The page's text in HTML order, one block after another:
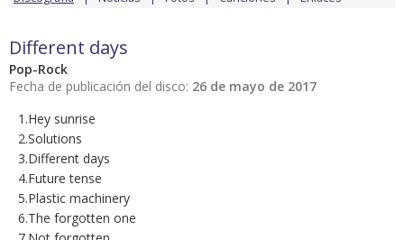
Different days
Pop-Rock
Fecha de publicación del disco: 26 de mayo de 2017
1.Hey sunrise
2.Solutions
3.Different days
4.Future tense
5.Plastic machinery
6.The forgotten one